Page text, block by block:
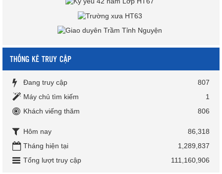
THỐNG KÊ TRUY CẬP
Đang truy cập
807
Máy chủ tìm kiếm
1
Khách viếng thăm
806
Hôm nay
86,318
Tháng hiện tại
1,289,837
Tổng lượt truy cập
111,160,906